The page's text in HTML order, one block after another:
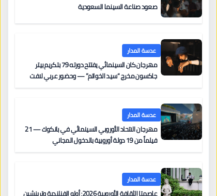
صعود صناعة السينما السعودية
عدسة المدار
مهرجان كان السينمائي يفتتح دورته 79 بتكريم بيتر
جاكسون مخرج “سيد الخواتم” — وحضور عربي لافت
عدسة المدار
مهرجان الاتحاد الأوروبي السينمائي في بانكوك — 21
فيلماً من 19 دولة أوروبية بالدخول المجاني
عدسة المدار